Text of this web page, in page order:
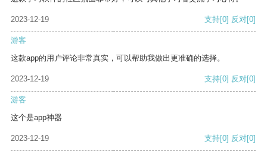
2023-12-19 支持[0] 反对[0]
游客
这款app的用户评论非常真实，可以帮助我做出更准确的选择。
2023-12-19 支持[0] 反对[0]
游客
这个是app神器
2023-12-19 支持[0] 反对[0]